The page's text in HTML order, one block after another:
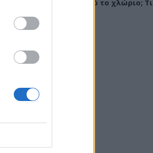
αλλεργία ή ερεθισμός από το χλώριο; Τι